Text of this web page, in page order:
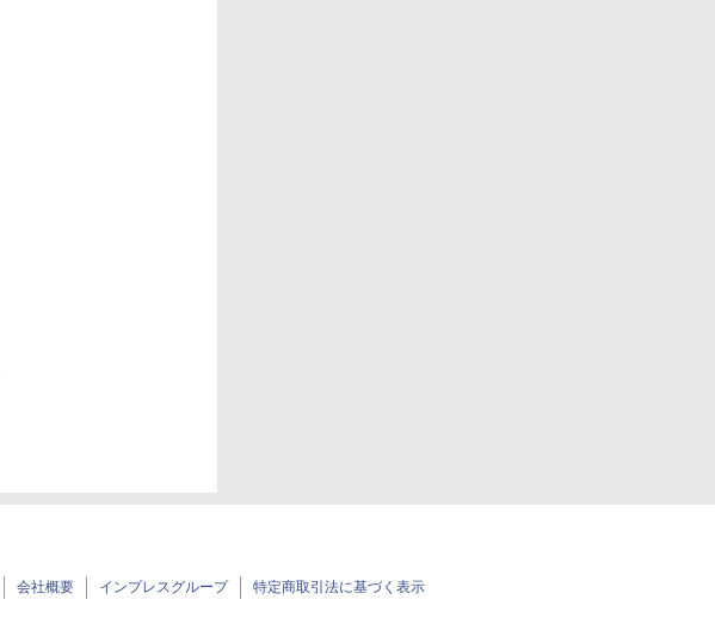
会社概要 インプレスグループ 特定商取引法に基づく表示